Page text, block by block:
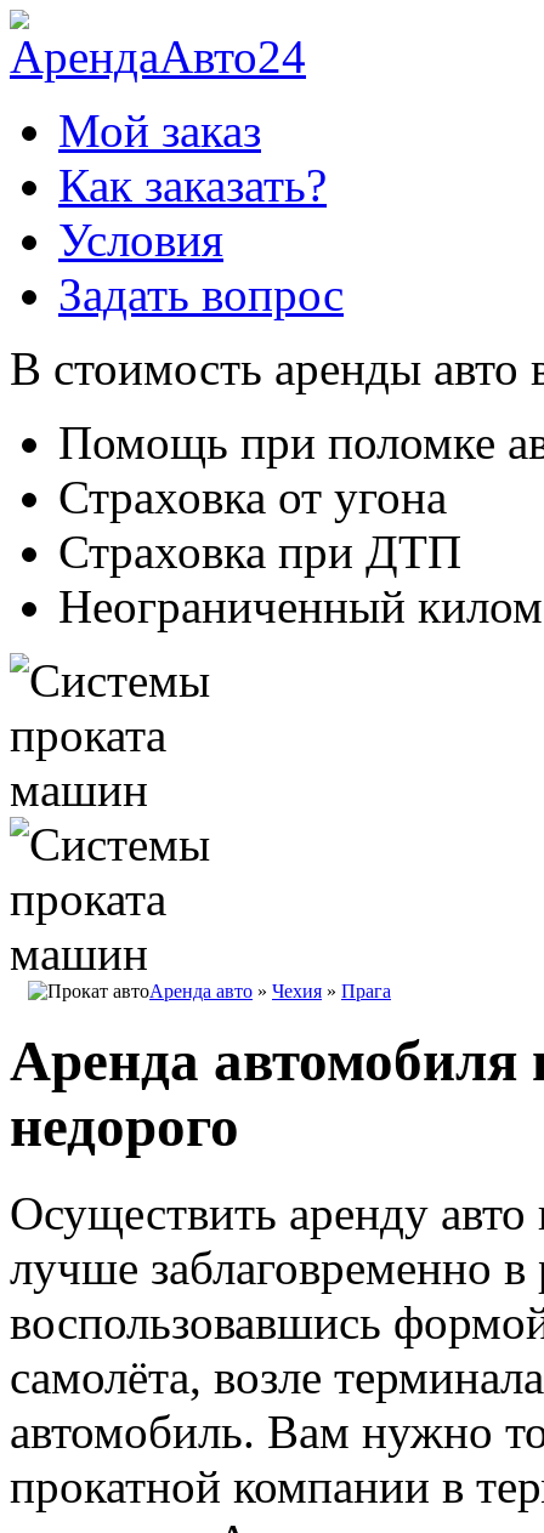
Мой заказ
Как заказать?
Условия
Задать вопрос
В стоимость аренды авто
Помощь при поломке
Страховка от угона
Страховка при ДТП
Неограниченный
Аренда авто » Чехия » Прага
Аренда автомобиля
недорого
Осуществить аренду
лучше заблаговременно
воспользовавшись
самолёта, возле
автомобиль. Вам нужно
прокатной компании в